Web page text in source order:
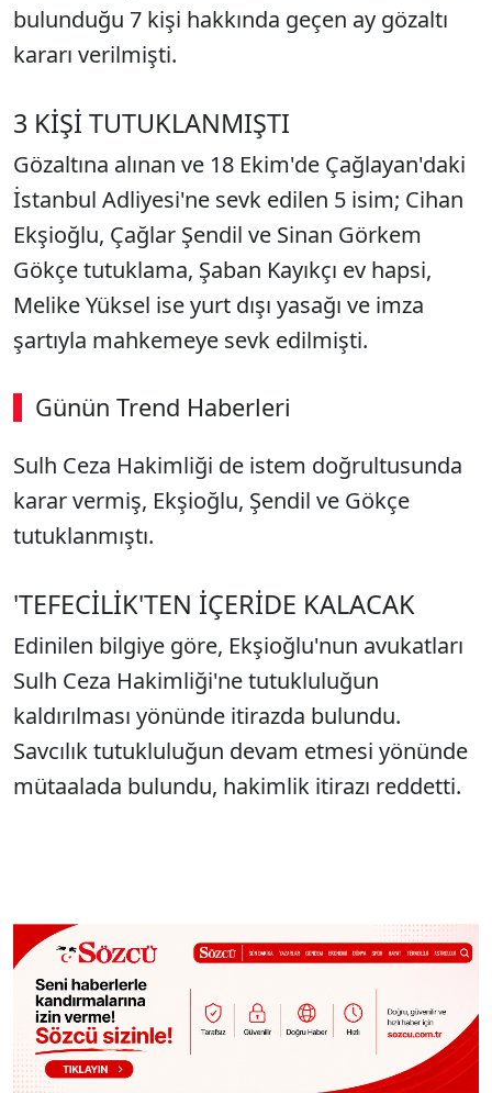
bulunduğu 7 kişi hakkında geçen ay gözaltı
kararı verilmişti.
3 KİŞİ TUTUKLANMIŞTI
Gözaltına alınan ve 18 Ekim'de Çağlayan'daki
İstanbul Adliyesi'ne sevk edilen 5 isim; Cihan
Ekşioğlu, Çağlar Şendil ve Sinan Görkem
Gökçe tutuklama, Şaban Kayıkçı ev hapsi,
Melike Yüksel ise yurt dışı yasağı ve imza
şartıyla mahkemeye sevk edilmişti.
Günün Trend Haberleri
Sulh Ceza Hakimliği de istem doğrultusunda
karar vermiş, Ekşioğlu, Şendil ve Gökçe
tutuklanmıştı.
'TEFECİLİK'TEN İÇERİDE KALACAK
Edinilen bilgiye göre, Ekşioğlu'nun avukatları
Sulh Ceza Hakimliği'ne tutukluluğun
kaldırılması yönünde itirazda bulundu.
Savcılık tutukluluğun devam etmesi yönünde
mütaalada bulundu, hakimlik itirazı reddetti.